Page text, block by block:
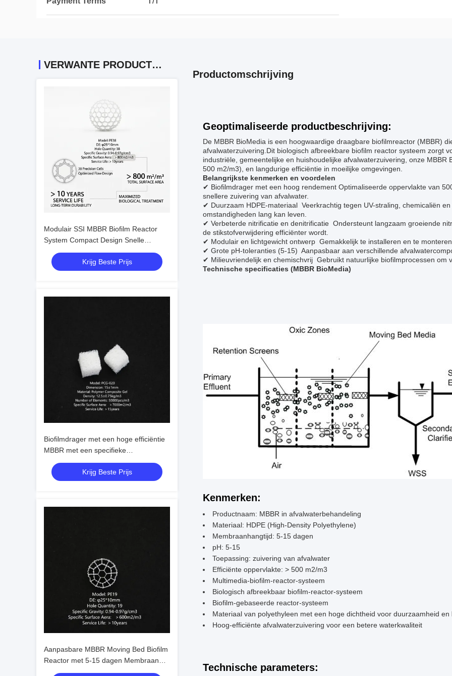
VERWANTE PRODUCTEN
Modulair SSI MBBR Biofilm Reactor
System Compact Design Snelle
kolonisatie voor industrieel afvalwater
in Zuidoost-AziëKrijg Beste Prijs
Biofilmdrager met een hoge efficiëntie
MBBR met een specifieke
zwaartekracht > 0,96 g/cm3 en een
efficiënt oppervlak > 500 m2/m3 voor
afvalwaterzuivering
Krijg Beste Prijs
Aanpasbare MBBR Moving Bed Biofilm
Reactor met 5-15 dagen Membraan
Hangtijd voor Huishoudelijk
Productomschrijving
Geoptimaliseerde productbeschrijving:
De MBBR BioMedia is een hoogwaardige draagbare biofilmreactor (MBBR)
afvalwaterzuivering.Dit biologisch afbreekbare biofilm reactor systeem zorgt
industriële, gemeentelijke en huishoudelijke afvalwaterzuivering, onze
500 m2/m3), en langdurige efficiëntie in moeilijke omgevingen.
Belangrijkste kenmerken en voordelen
✔ Biofilmdrager met een hoog rendement Optimaliseerde oppervlakte van
snellere zuivering van afvalwater.
✔ Duurzaam HDPE-materiaal ️ Veerkrachtig tegen UV-straling, chemicaliën
omstandigheden lang kan leven.
✔ Verbeterde nitrificatie en denitrificatie ️ Ondersteunt langzaam groeiende
de stikstofverwijdering efficiënter wordt.
✔ Modulair en lichtgewicht ontwerp ️ Gemakkelijk te installeren en te
✔ Grote pH-toleranties (5-15) ️ Aanpasbaar aan verschillende
✔ Milieuvriendelijk en chemischvrij ️ Gebruikt natuurlijke biofilmprocessen om
Technische specificaties (MBBR BioMedia)
Kenmerken:
Productnaam: MBBR in afvalwaterbehandeling
Materiaal: HDPE (High-Density Polyethylene)
Membraanhangtijd: 5-15 dagen
pH: 5-15
Toepassing: zuivering van afvalwater
Efficiënte oppervlakte: > 500 m2/m3
Multimedia-biofilm-reactor-systeem
Biologisch afbreekbaar biofilm-reactor-systeem
Biofilm-gebaseerde reactor-systeem
Materiaal van polyethyleen met een hoge dichtheid voor duurzaamheid en
Hoog-efficiënte afvalwaterzuivering voor een betere waterkwaliteit
Technische parameters: